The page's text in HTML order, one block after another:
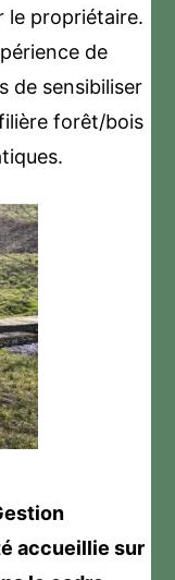
le propriétaire.
de
de sensibiliser
forêt/bois
accueillie sur